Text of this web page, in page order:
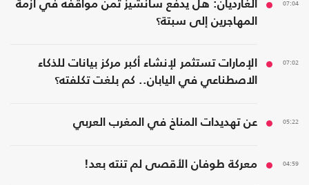
07:04
الغارديان: هل يدفع سانشيز ثمن مواقفه في أزمة
المهاجرين إلى سبتة؟
07:02
الإمارات تستثمر لإنشاء أكبر مركز بيانات للذكاء
الاصطناعي في اليابان.. كم بلغت تكلفته؟
05:22 عن تهديدات المناخ في المغرب العربي
04:59 معركة طوفان الأقصى لم تنته بعد!